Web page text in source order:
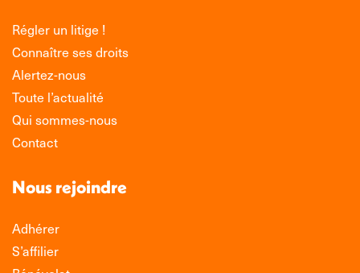
Régler un litige !
Connaître ses droits
Alertez-nous
Toute l’actualité
Qui sommes-nous
Contact
Nous rejoindre
Adhérer
S’affilier